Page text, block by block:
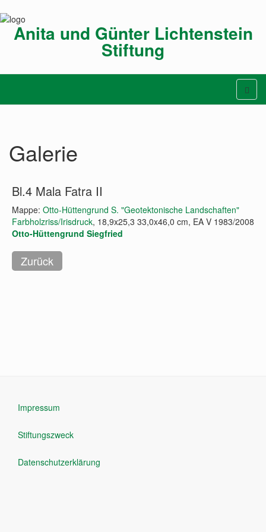
Anita und Günter Lichtenstein
Stiftung
Galerie
Bl.4 Mala Fatra II
Mappe: Otto-Hüttengrund S. "Geotektonische Landschaften"
Farbholzriss/Irisdruck, 18,9x25,3 33,0x46,0 cm, EA V 1983/2008
Otto-Hüttengrund Siegfried
Impressum
Stiftungszweck
Datenschutzerklärung